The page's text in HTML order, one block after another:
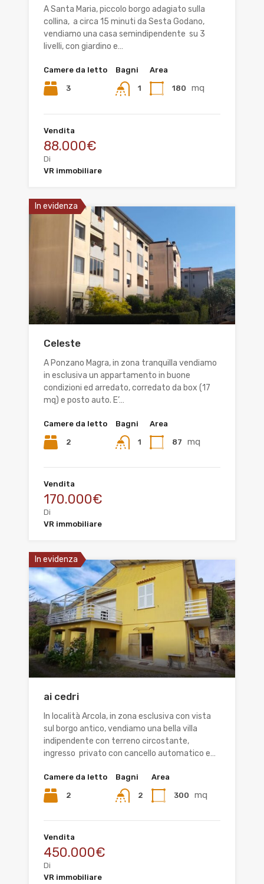
A Santa Maria, piccolo borgo adagiato sulla
collina, a circa 15 minuti da Sesta Godano,
vendiamo una casa semindipendente su 3
livelli, con giardino e…
Camere da letto
3
Bagni
1
Area
180 mq
Vendita
88.000€
Di
VR immobiliare
In evidenza
Celeste
A Ponzano Magra, in zona tranquilla vendiamo
in esclusiva un appartamento in buone
condizioni ed arredato, corredato da box (17
mq) e posto auto. E’…
Camere da letto
2
Bagni
1
Area
87 mq
Vendita
170.000€
Di
VR immobiliare
In evidenza
ai cedri
In località Arcola, in zona esclusiva con vista
sul borgo antico, vendiamo una bella villa
indipendente con terreno circostante,
ingresso privato con cancello automatico e…
Camere da letto
2
Bagni
2
Area
300 mq
Vendita
450.000€
Di
VR immobiliare